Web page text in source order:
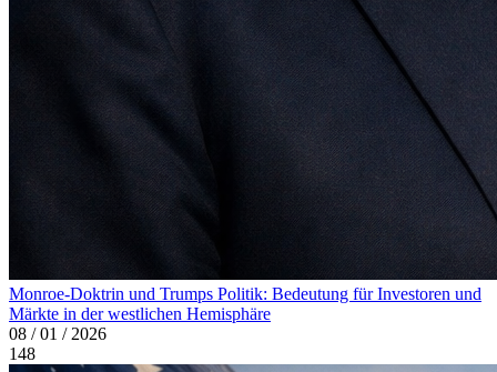
Monroe-Doktrin und Trumps Politik: Bedeutung für Investoren und
Märkte in der westlichen Hemisphäre
08 / 01 / 2026
148